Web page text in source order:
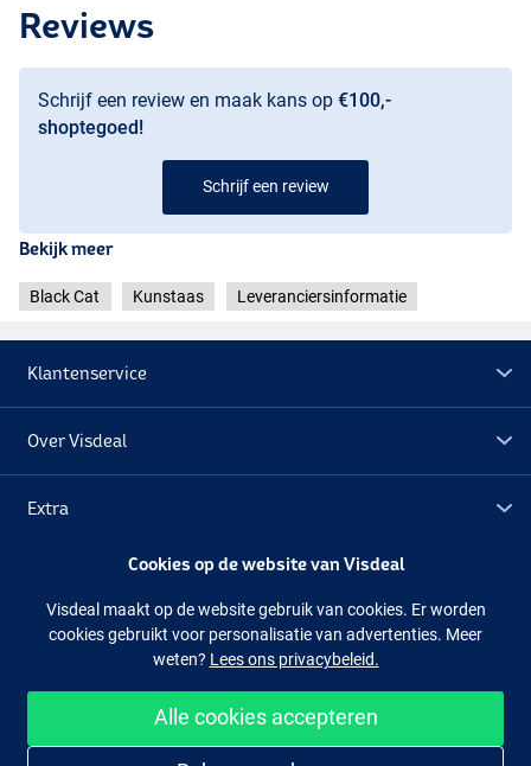
Reviews
Schrijf een review en maak kans op €100,-
shoptegoed!
Schrijf een review
Bekijk meer
Black Cat Kunstaas Leveranciersinformatie
Klantenservice
Over Visdeal
Extra
Facebook Instagram
Makkelijk en veilig shoppen
Cookies op de website van Visdeal
Visdeal maakt op de website gebruik van cookies. Er worden
cookies gebruikt voor personalisatie van advertenties. Meer
weten? Lees ons privacybeleid.
Alle cookies accepteren